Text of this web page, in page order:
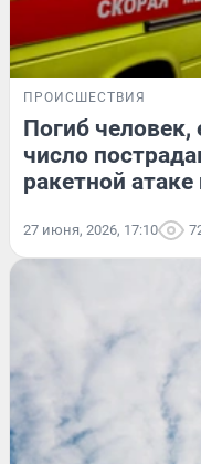
ПРОИСШЕСТВИЯ
Погиб
число
ракетной
27 июня, 2026, 17:10